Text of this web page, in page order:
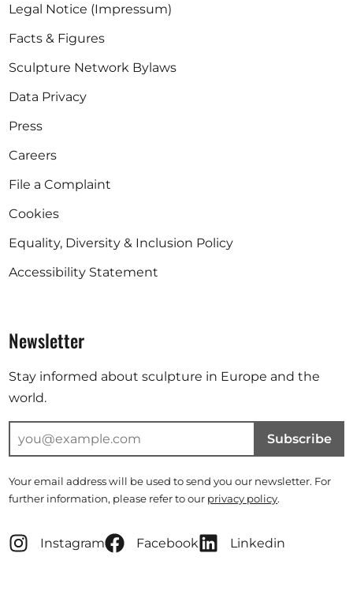
Legal Notice (Impressum)
Facts & Figures
Sculpture Network Bylaws
Data Privacy
Press
Careers
File a Complaint
Cookies
Equality, Diversity & Inclusion Policy
Accessibility Statement
Newsletter
Stay informed about sculpture in Europe and the
world.
Subscribe
Your email address will be used to send you our newsletter. For
further information, please refer to our privacy policy.
Instagram Facebook Linkedin